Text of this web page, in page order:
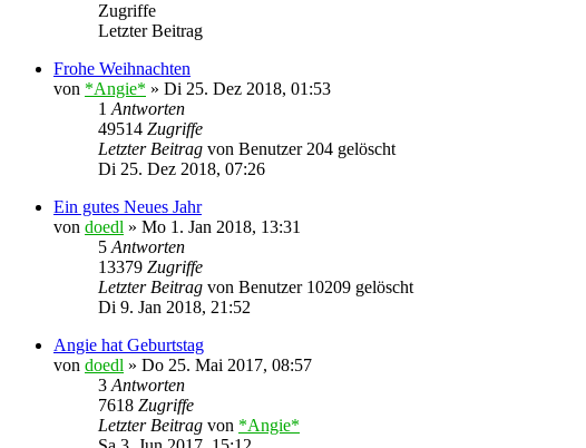
Zugriffe
Letzter Beitrag
Frohe Weihnachten
von *Angie* » Di 25. Dez 2018, 01:53
1 Antworten
49514 Zugriffe
Letzter Beitrag von Benutzer 204 gelöscht
Di 25. Dez 2018, 07:26
Ein gutes Neues Jahr
von doedl » Mo 1. Jan 2018, 13:31
5 Antworten
13379 Zugriffe
Letzter Beitrag von Benutzer 10209 gelöscht
Di 9. Jan 2018, 21:52
Angie hat Geburtstag
von doedl » Do 25. Mai 2017, 08:57
3 Antworten
7618 Zugriffe
Letzter Beitrag von *Angie*